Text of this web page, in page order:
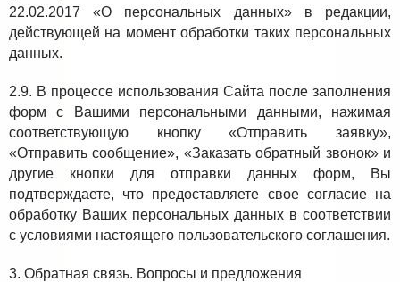
22.02.2017 «О персональных данных» в редакции,
действующей на момент обработки таких персональных
данных.
2.9. В процессе использования Сайта после заполнения
форм с Вашими персональными данными, нажимая
соответствующую кнопку «Отправить заявку»,
«Отправить сообщение», «Заказать обратный звонок» и
другие кнопки для отправки данных форм, Вы
подтверждаете, что предоставляете свое согласие на
обработку Ваших персональных данных в соответствии
с условиями настоящего пользовательского соглашения.
3. Обратная связь. Вопросы и предложения